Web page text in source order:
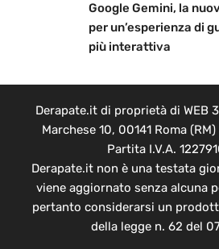
Google Gemini, la
per un’esperienza di
più interattiva
Derapate.it di proprietà di WEB
Marchese 10, 00141 Roma
Partita I.V.A.
Derapate.it non è una testata
viene aggiornato senza alcuna
pertanto considerarsi un
della legge n. 62 del